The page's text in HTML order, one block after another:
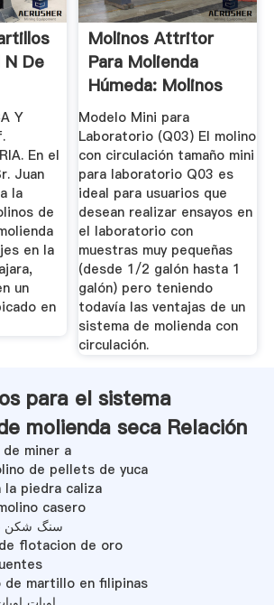
N De
Y
En el
Juan
la
de
en la
un
en
Molinos Attritor
Para Molienda
Húmeda: Molinos
Para ...
Modelo Mini para
Laboratorio (Q03) El molino
con circulación tamaño mini
para laboratorio Q03 es
ideal para usuarios que
desean realizar ensayos en
el laboratorio con
muestras muy pequeñas
(desde 1/2 galón hasta 1
galón) pero teniendo
todavía las ventajas de un
sistema de molienda con
circulación.
para el sistema
molienda seca Relación
miner a
de pellets de yuca
piedra caliza
casero
سنگ شکن
flotacion de oro
de martillo en filipinas